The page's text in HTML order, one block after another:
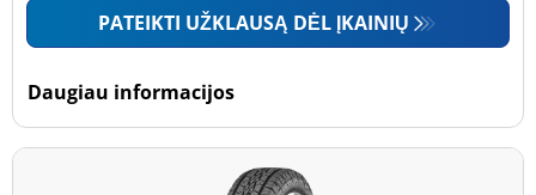
Padanga sustiprintomis sienelėmis
PATEIKTI UŽKLAUSĄ DĖL ĮKAINIŲ
Daugiau informacijos